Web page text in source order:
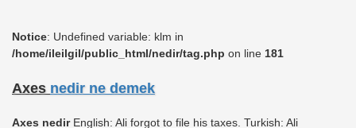
Notice: Undefined variable: klm in
/home/ileilgil/public_html/nedir/tag.php on line 181
Axes nedir ne demek
Axes nedirEnglish: Ali forgot to file his taxes. Turkish: Ali